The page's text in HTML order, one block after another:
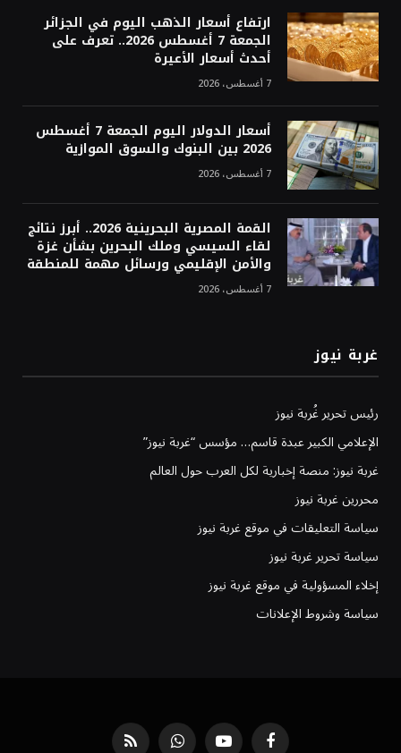
ارتفاع أسعار الذهب اليوم في الجزائر
الجمعة 7 أغسطس 2026.. تعرف على
أحدث أسعار الأعيرة
7 أغسطس، 2026
أسعار الدولار اليوم الجمعة 7 أغسطس
2026 بين البنوك والسوق الموازية
7 أغسطس، 2026
القمة المصرية البحرينية 2026.. أبرز نتائج
لقاء السيسي وملك البحرين بشأن غزة
والأمن الإقليمي ورسائل مهمة للمنطقة
7 أغسطس، 2026
غربة نيوز
رئيس تحرير غُربة نيوز
الإعلامي الكبير عبدة قاسم… مؤسس “غربة نيوز”
غربة نيوز: منصة إخبارية لكل العرب حول العالم
محررين غربة نيوز
سياسة التعليقات في موقع غربة نيوز
سياسة تحرير غربة نيوز
إخلاء المسؤولية في موقع غربة نيوز
سياسة وشروط الإعلانات
فيسبوك يوتيوب واتساب RSS